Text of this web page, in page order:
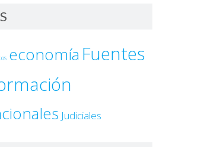
economía Fuentes
Judiciales